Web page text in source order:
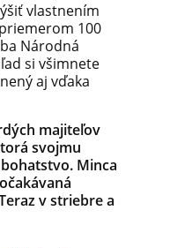
vlastnením
100
Národná
si všimnete
aj vďaka
majiteľov
svojmu
Minca
v striebre a